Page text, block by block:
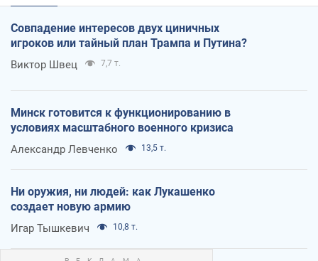
Совпадение интересов двух циничных
игроков или тайный план Трампа и Путина?
Виктор Швец 7,7 т.
Минск готовится к функционированию в
условиях масштабного военного кризиса
Александр Левченко 13,5 т.
Ни оружия, ни людей: как Лукашенко
создает новую армию
Игар Тышкевич 10,8 т.